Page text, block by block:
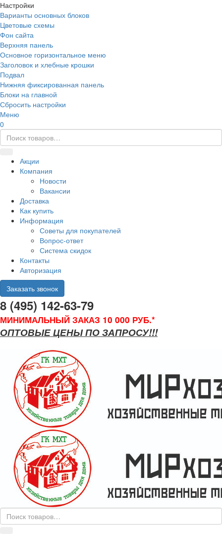
Настройки
Варианты основных блоков
Цветовые схемы
Фон сайта
Верхняя панель
Основное горизонтальное меню
Заголовок и хлебные крошки
Подвал
Нижняя фиксированная панель
Блоки на главной
Сбросить настройки
Меню
0
Акции
Компания
Новости
Вакансии
Доставка
Как купить
Информация
Советы для покупателей
Вопрос-ответ
Система скидок
Контакты
Авторизация
Заказать звонок
8 (495) 142-63-79
МИНИМАЛЬНЫЙ ЗАКАЗ 10 000 РУБ.*
ОПТОВЫЕ ЦЕНЫ ПО ЗАПРОСУ!!!